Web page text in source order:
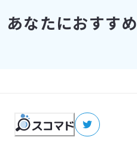
あなたにおすすめ